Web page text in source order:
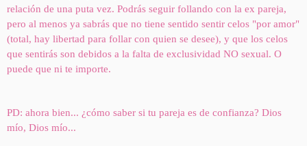
relación de una puta vez. Podrás seguir follando con la ex pareja,
pero al menos ya sabrás que no tiene sentido sentir celos "por amor"
(total, hay libertad para follar con quien se desee), y que los celos
que sentirás son debidos a la falta de exclusividad NO sexual. O
puede que ni te importe.
PD: ahora bien... ¿cómo saber si tu pareja es de confianza? Dios
mío, Dios mío...